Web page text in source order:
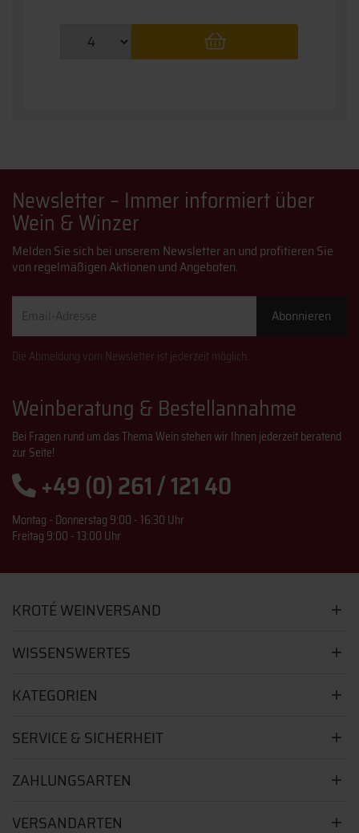
Newsletter – Immer informiert über
Wein & Winzer
Melden Sie sich bei unserem Newsletter an und profitieren Sie
von regelmäßigen Aktionen und Angeboten.
Adresse
Abonnieren
Die Abmeldung vom Newsletter ist jederzeit möglich.
Weinberatung & Bestellannahme
Bei Fragen rund um das Thema Wein stehen wir Ihnen jederzeit beratend
zur Seite!
+49 (0) 261 / 121 40
Montag - Donnerstag 9:00 - 16:30 Uhr
Freitag 9:00 - 13:00 Uhr
KROTÉ WEINVERSAND
WISSENSWERTES
KATEGORIEN
SERVICE & SICHERHEIT
ZAHLUNGSARTEN
VERSANDARTEN